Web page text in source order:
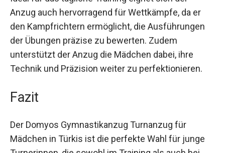
Bewegungsfreiheit.
Ideal für das tägliche Training eignet sich der
Anzug auch hervorragend für Wettkämpfe, da er
den Kampfrichtern ermöglicht, die Ausführungen
der Übungen präzise zu bewerten. Zudem
Technik und Präzision weiter zu perfektionieren.
Fazit